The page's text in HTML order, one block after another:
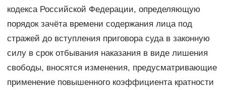
кодекса Российской Федерации, определяющую
порядок зачёта времени содержания лица под
стражей до вступления приговора суда в законную
силу в срок отбывания наказания в виде лишения
свободы, вносятся изменения, предусматривающие
применение повышенного коэффициента кратности